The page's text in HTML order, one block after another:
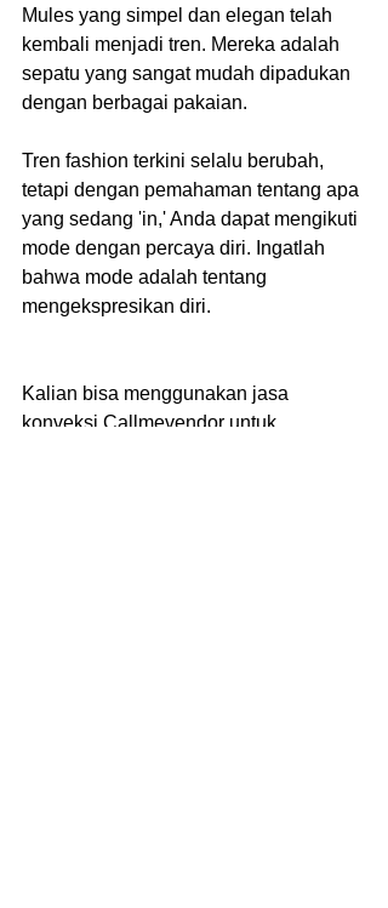
Mules yang simpel dan elegan telah
kembali menjadi tren. Mereka adalah
sepatu yang sangat mudah dipadukan
dengan berbagai pakaian.
Tren fashion terkini selalu berubah,
tetapi dengan pemahaman tentang apa
yang sedang 'in,' Anda dapat mengikuti
mode dengan percaya diri. Ingatlah
bahwa mode adalah tentang
mengekspresikan diri.
Kalian bisa menggunakan jasa
konveksi Callmevendor untuk